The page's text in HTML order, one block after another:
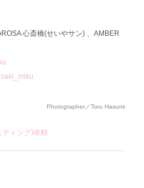
心斎橋(せいやサン) 、AMBER
Photographer／Toru Hasumi
ティング)依頼